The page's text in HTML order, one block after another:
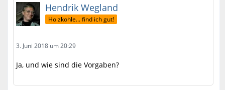
Hendrik Wegland
Holzkohle... find ich gut!
3. Juni 2018 um 20:29
Ja, und wie sind die Vorgaben?